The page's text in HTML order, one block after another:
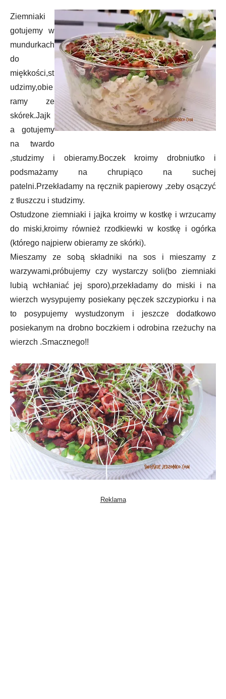
Ziemniaki
gotujemy w
mundurkach
do
miękkości,st
udzimy,obie
ramy ze
skórek.Jajk
a gotujemy
na twardo
,studzimy i obieramy.Boczek kroimy drobniutko i
podsmażamy na chrupiąco na suchej
patelni.Przekładamy na ręcznik papierowy ,zeby osączyć
z tłuszczu i studzimy.
Ostudzone ziemniaki i jajka kroimy w kostkę i wrzucamy
do miski,kroimy również rzodkiewki w kostkę i ogórka
(którego najpierw obieramy ze skórki).
Mieszamy ze sobą składniki na sos i mieszamy z
warzywami,próbujemy czy wystarczy soli(bo ziemniaki
lubią wchłaniać jej sporo),przekładamy do miski i na
wierzch wysypujemy posiekany pęczek szczypiorku i na
to posypujemy wystudzonym i jeszcze dodatkowo
posiekanym na drobno boczkiem i odrobina rzeżuchy na
wierzch .Smacznego!!